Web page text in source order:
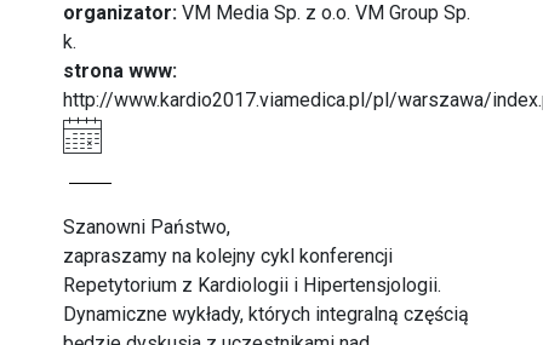
organizator: VM Media Sp. z o.o. VM Group Sp.
k.
strona www:
http://www.kardio2017.viamedica.pl/pl/warszawa/
Szanowni Państwo,
zapraszamy na kolejny cykl konferencji
Repetytorium z Kardiologii i Hipertensjologii.
Dynamiczne wykłady, których integralną częścią